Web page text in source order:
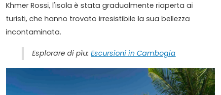
Khmer Rossi, l'isola è stata gradualmente riaperta ai
turisti, che hanno trovato irresistibile la sua bellezza
incontaminata.
Esplorare di pìu: Escursioni in Cambogia